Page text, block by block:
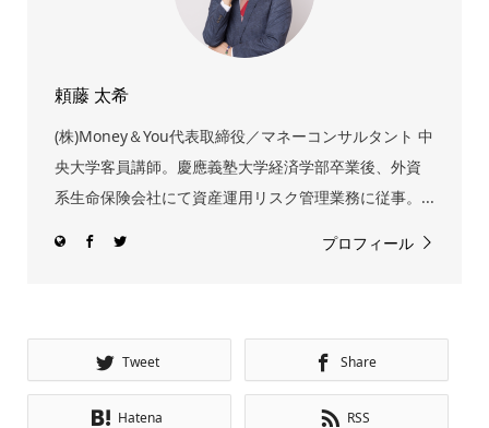
頼藤 太希
(株)Money＆You代表取締役／マネーコンサルタント 中
央大学客員講師。慶應義塾大学経済学部卒業後、外資
系生命保険会社にて資産運用リスク管理業務に従事。...
プロフィール
Tweet Share
Hatena RSS